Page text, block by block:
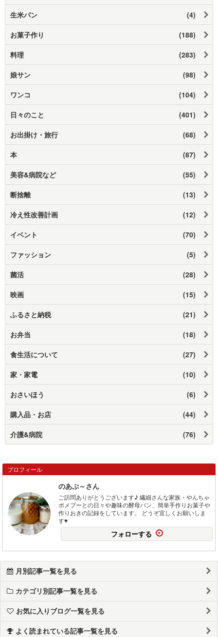
生米パン (4)
お菓子作り (188)
料理 (283)
娘サン (98)
ワンコ (104)
日々のこと (401)
お出掛け・旅行 (68)
本 (87)
美容&病院など (55)
断捨離 (13)
冷え性改善計画 (12)
イベント (70)
ファッション (5)
菌活 (28)
映画 (15)
ふるさと納税 (21)
お弁当 (18)
食生活について (27)
家・家電 (10)
おさいほう (6)
購入品・お店 (44)
介護&病院 (76)
プロフィール
のあぷ～さん
ご訪問ありがとうございます♪ 繊細さんな家族・やんちゃ
ポメプーとの日々や趣味の酵母パン、簡単手作りお菓子や
作りおきの記録をしています。 どうぞ宜しくお願いしま
す♥
フォローする
月別記事一覧を見る
カテゴリ別記事一覧を見る
お気に入りブログ一覧を見る
よく読まれている記事一覧を見る